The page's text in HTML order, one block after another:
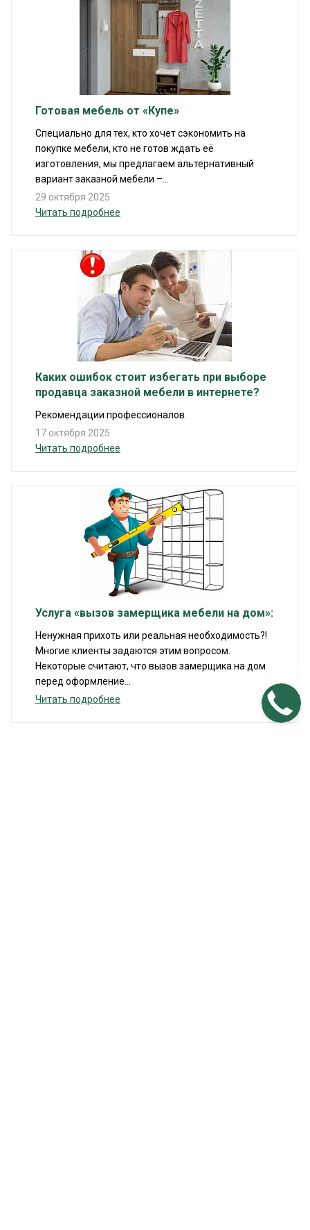
Готовая мебель от «Купе»
Специально для тех, кто хочет сэкономить на
покупке мебели, кто не готов ждать её
изготовления, мы предлагаем альтернативный
вариант заказной мебели –...
29 октября 2025
Читать подробнее
Каких ошибок стоит избегать при выборе
продавца заказной мебели в интернете?
Рекомендации профессионалов.
17 октября 2025
Читать подробнее
Услуга «вызов замерщика мебели на дом»:
Ненужная прихоть или реальная необходимость?!
Многие клиенты задаются этим вопросом.
Некоторые считают, что вызов замерщика на дом
перед оформление...
Читать подробнее